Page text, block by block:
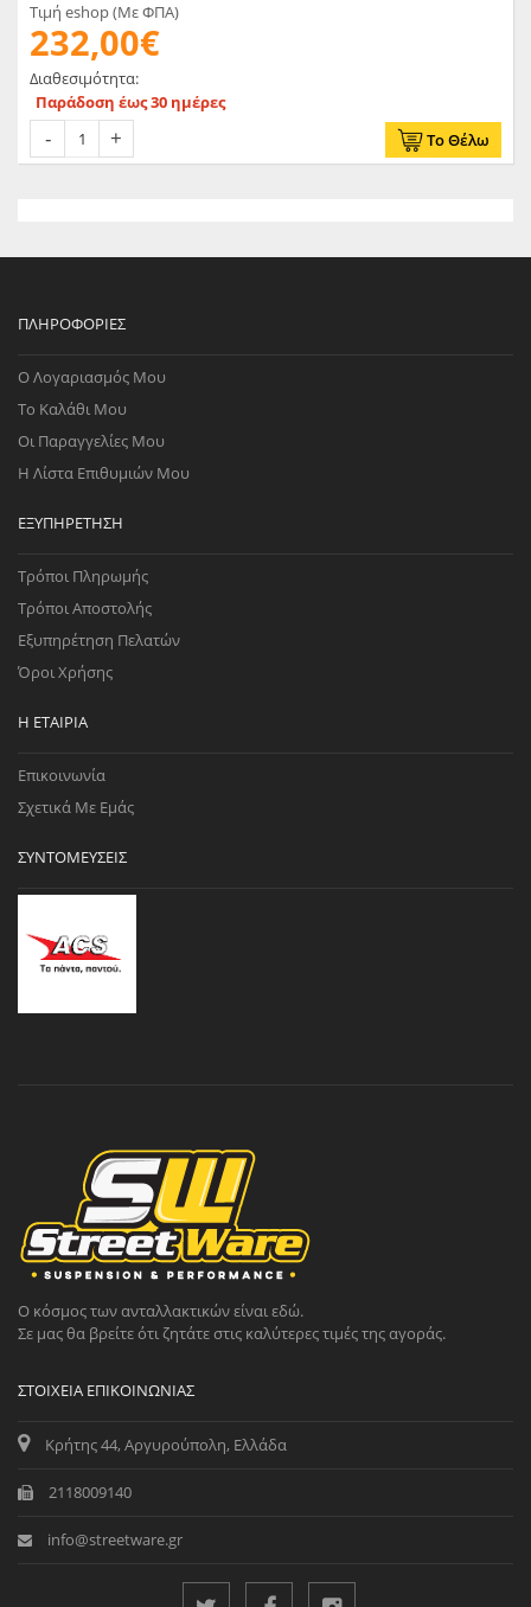
Τιμή eshop (Με ΦΠΑ)
232,00€
Διαθεσιμότητα:
Παράδοση έως 30 ημέρες
Το Θέλω
ΠΛΗΡΟΦΟΡΊΕΣ
Ο Λογαριασμός Μου
Το Καλάθι Μου
Οι Παραγγελίες Μου
Η Λίστα Επιθυμιών Μου
ΕΞΥΠΗΡΈΤΗΣΗ
Τρόποι Πληρωμής
Τρόποι Αποστολής
Εξυπηρέτηση Πελατών
Όροι Χρήσης
Η ΕΤΑΙΡΊΑ
Επικοινωνία
Σχετικά Με Εμάς
ΣΥΝΤΟΜΕΎΣΕΙΣ
Ο κόσμος των ανταλλακτικών είναι εδώ.
Σε μας θα βρείτε ότι ζητάτε στις καλύτερες τιμές της αγοράς.
ΣΤΟΙΧΕΊΑ ΕΠΙΚΟΙΝΩΝΊΑΣ
Κρήτης 44, Αργυρούπολη, Ελλάδα
2118009140
info@streetware.gr